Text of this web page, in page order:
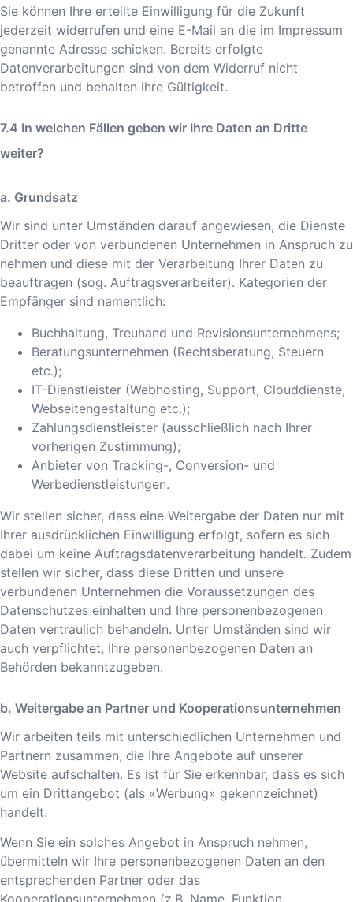
Sie können Ihre erteilte Einwilligung für die Zukunft
jederzeit widerrufen und eine E-Mail an die im Impressum
genannte Adresse schicken. Bereits erfolgte
Datenverarbeitungen sind von dem Widerruf nicht
betroffen und behalten ihre Gültigkeit.
In welchen Fällen geben wir Ihre Daten an Dritte
weiter?
a. Grundsatz
Wir sind unter Umständen darauf angewiesen, die Dienste
Dritter oder von verbundenen Unternehmen in Anspruch zu
nehmen und diese mit der Verarbeitung Ihrer Daten zu
beauftragen (sog. Auftragsverarbeiter). Kategorien der
Empfänger sind namentlich:
Buchhaltung, Treuhand und Revisionsunternehmens;
Beratungsunternehmen (Rechtsberatung, Steuern
etc.);
IT-Dienstleister (Webhosting, Support, Clouddienste,
Webseitengestaltung etc.);
Zahlungsdienstleister (ausschließlich nach Ihrer
vorherigen Zustimmung);
Anbieter von Tracking-, Conversion- und
Werbedienstleistungen.
Wir stellen sicher, dass eine Weitergabe der Daten nur mit
Ihrer ausdrücklichen Einwilligung erfolgt, sofern es sich
dabei um keine Auftragsdatenverarbeitung handelt. Zudem
stellen wir sicher, dass diese Dritten und unsere
verbundenen Unternehmen die Voraussetzungen des
Datenschutzes einhalten und Ihre personenbezogenen
Daten vertraulich behandeln. Unter Umständen sind wir
auch verpflichtet, Ihre personenbezogenen Daten an
Behörden bekanntzugeben.
b. Weitergabe an Partner und Kooperationsunternehmen
Wir arbeiten teils mit unterschiedlichen Unternehmen und
Partnern zusammen, die Ihre Angebote auf unserer
Website aufschalten. Es ist für Sie erkennbar, dass es sich
um ein Drittangebot (als «Werbung» gekennzeichnet)
handelt.
Wenn Sie ein solches Angebot in Anspruch nehmen,
übermitteln wir Ihre personenbezogenen Daten an den
entsprechenden Partner oder das